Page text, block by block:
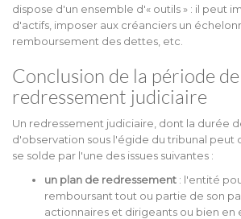
dispose d'un ensemble d'« outils » : il peut
d'actifs, imposer aux créanciers un
remboursement des dettes, etc.
Conclusion de la période de
redressement judiciaire
Un redressement judiciaire, dont la durée
d'observation sous l'égide du tribunal peut
se solde par l'une des issues suivantes :
un plan de redressement : l'entité
remboursant tout ou partie de son
actionnaires et dirigeants ou bien en